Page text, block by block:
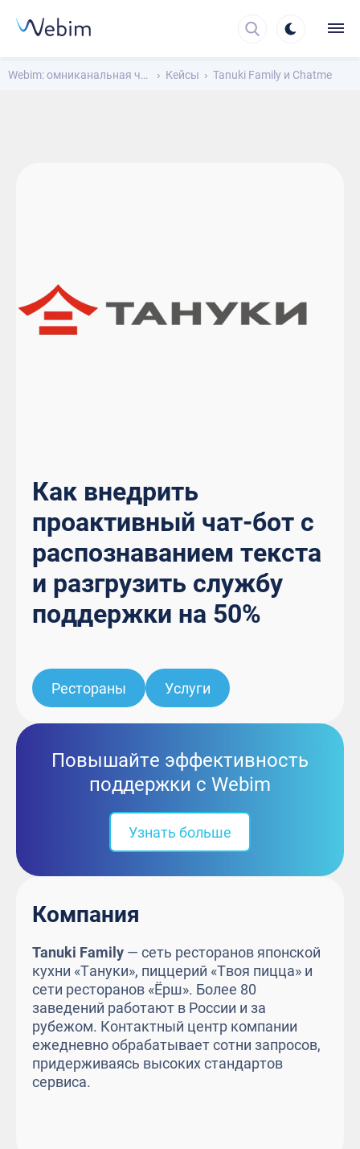
Webim: омниканальная чат-платформа для общения с клиентами Кейсы Tanuki Family и Chatme
Как внедрить
проактивный чат-бот с
распознаванием текста
и разгрузить службу
поддержки на 50%
Рестораны Услуги
Повышайте эффективность
поддержки с Webim
Узнать больше
Компания
Tanuki Family — сеть ресторанов японской
кухни «Тануки», пиццерий «Твоя пицца» и
сети ресторанов «Ёрш». Более 80
заведений работают в России и за
рубежом. Контактный центр компании
ежедневно обрабатывает сотни запросов,
придерживаясь высоких стандартов
сервиса.